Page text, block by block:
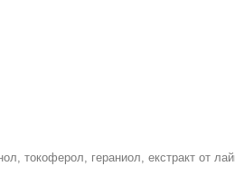
токоферол, гераниол, екстракт от